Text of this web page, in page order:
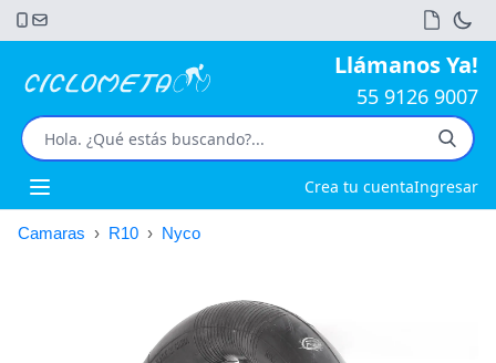
Llámanos Ya!
55 9126 9007
Open main menu Crea tu cuentaIngresar
Camaras › R10 › Nyco